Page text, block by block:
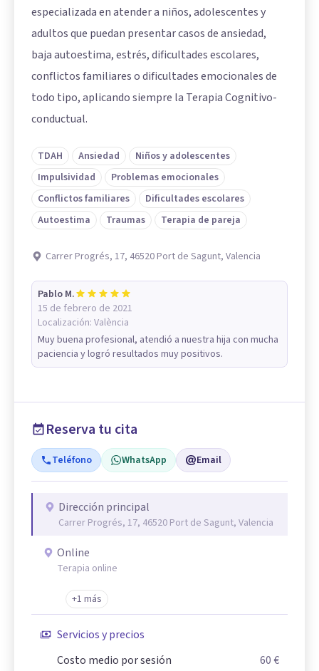
especializada en atender a niños, adolescentes y
adultos que puedan presentar casos de ansiedad,
baja autoestima, estrés, dificultades escolares,
conflictos familiares o dificultades emocionales de
todo tipo, aplicando siempre la Terapia Cognitivo-
conductual.
TDAH Ansiedad
Niños y adolescentes
Impulsividad
Problemas emocionales
Conflictos familiares
Dificultades escolares
Autoestima
Traumas Terapia de pareja
Carrer Progrés, 17, 46520 Port de Sagunt, Valencia
Pablo M.
15 de febrero de 2021
Localización: València
Muy buena profesional, atendió a nuestra hija con mucha
paciencia y logró resultados muy positivos.
Reserva tu cita
Teléfono WhatsApp Email
Dirección principal
Carrer Progrés, 17, 46520 Port de Sagunt, Valencia
Online
Terapia online
+1 más
Servicios y precios
Costo medio por sesión
60 €